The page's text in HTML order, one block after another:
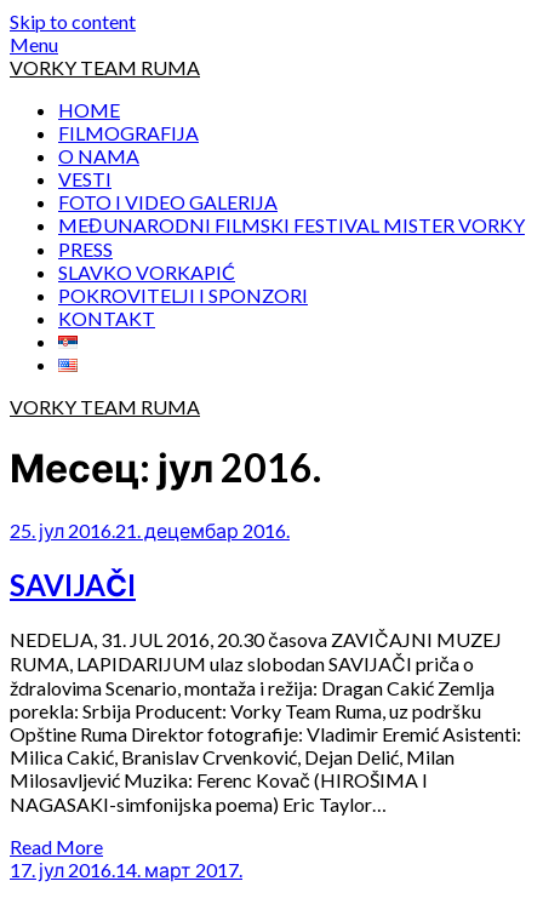
Skip to content
Menu
VORKY TEAM RUMA
HOME
FILMOGRAFIJA
O NAMA
VESTI
FOTO I VIDEO GALERIJA
MEĐUNARODNI FILMSKI FESTIVAL MISTER VORKY
PRESS
SLAVKO VORKAPIĆ
POKROVITELJI I SPONZORI
KONTAKT
VORKY TEAM RUMA
Месец: јул 2016.
25. јул 2016.21. децембар 2016.
SAVIJAČI
NEDELJA, 31. JUL 2016, 20.30 časova ZAVIČAJNI MUZEJ
RUMA, LAPIDARIJUM ulaz slobodan SAVIJAČI priča o
ždralovima Scenario, montaža i režija: Dragan Cakić Zemlja
porekla: Srbija Producent: Vorky Team Ruma, uz podršku
Opštine Ruma Direktor fotografije: Vladimir Eremić Asistenti:
Milica Cakić, Branislav Crvenković, Dejan Delić, Milan
Milosavljević Muzika: Ferenc Kovač (HIROŠIMA I
NAGASAKI-simfonijska poema) Eric Taylor…
Read More
17. јул 2016. 14. март 2017.